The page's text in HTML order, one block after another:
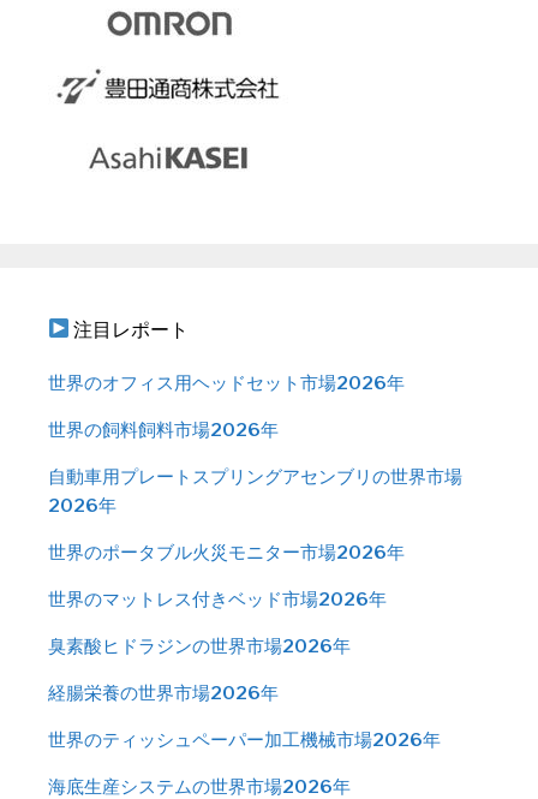
注目レポート
世界のオフィス用ヘッドセット市場2026年
世界の飼料飼料市場2026年
自動車用プレートスプリングアセンブリの世界市場
2026年
世界のポータブル火災モニター市場2026年
世界のマットレス付きベッド市場2026年
臭素酸ヒドラジンの世界市場2026年
経腸栄養の世界市場2026年
世界のティッシュペーパー加工機械市場2026年
海底生産システムの世界市場2026年